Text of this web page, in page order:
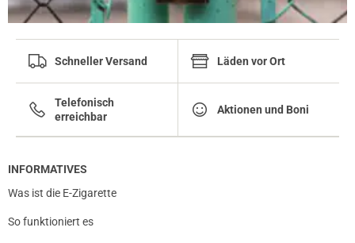
Schneller Versand Läden vor Ort
Telefonisch
erreichbar
Aktionen und Boni
INFORMATIVES
Was ist die E-Zigarette
So funktioniert es